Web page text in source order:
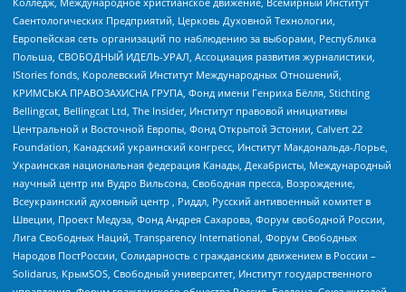
Саентологических Предприятий, Церковь Духовной Технологии,
Европейская сеть организаций по наблюдению за выборами, Республика
Польша, СВОБОДНЫЙ ИДЕЛЬ-УРАЛ, Ассоциация развития журналистики,
IStories fonds, Королевский Институт Международных Отношений,
КРИМСЬКА ПРАВОЗАХИСНА ГРУПА, Фонд имени Генриха Бёлля, Stichting
Bellingcat, Bellingcat Ltd, The Insider, Институт правовой инициативы
Центральной и Восточной Европы, Фонд Открытой Эстонии, Calvert 22
Foundation, Канадский украинский конгресс, Институт Макдональда-Лорье,
Украинская национальная федерация Канады, Декабристы, Международный
научный центр им Вудро Вильсона, Свободная пресса, Возрождение,
Всеукраинский духовный центр , Риддл, Русский антивоенный комитет в
Швеции, Проект Медуза, Фонд Андрея Сахарова, Форум свободной России,
Лига Свободных Наций, Transparеncy International, Форум Свободных
Народов ПостРоссии, Солидарность с гражданским движением в России –
Solidarus, КрымSOS, Свободный университет, Институт государственного